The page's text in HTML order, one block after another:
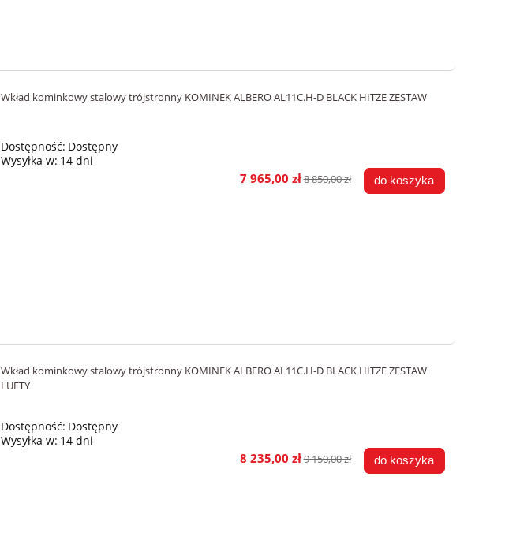
Wkład kominkowy stalowy trójstronny KOMINEK ALBERO AL11C.H-D BLACK HITZE ZESTAW
Dostępność: Dostępny
Wysyłka w: 14 dni
7 965,00 zł8 850,00 zł do koszyka
Wkład kominkowy stalowy trójstronny KOMINEK ALBERO AL11C.H-D BLACK HITZE ZESTAW
LUFTY
Dostępność: Dostępny
Wysyłka w: 14 dni
8 235,00 zł9 150,00 zł do koszyka